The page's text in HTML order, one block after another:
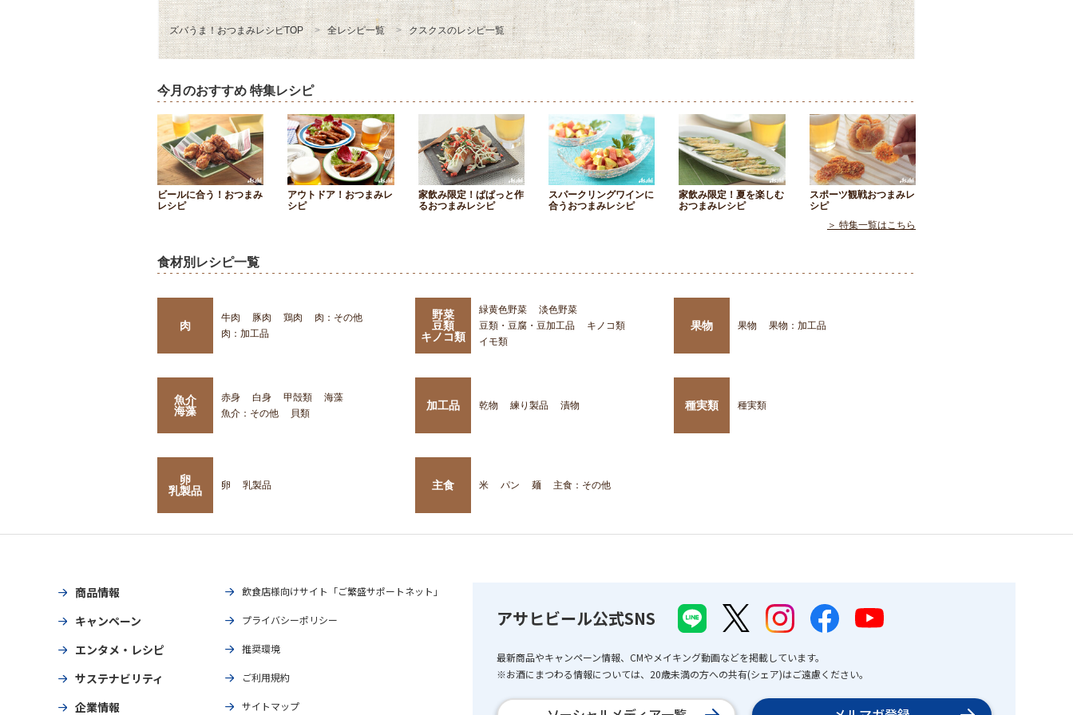
ズバうま！おつまみレシピTOP 全レシピ一覧 クスクスのレシピ一覧
今月のおすすめ 特集レシピ
ビールに合う！おつまみ
レシピ
アウトドア！おつまみレ
シピ
家飲み限定！ぱぱっと作
るおつまみレシピ
スパークリングワインに
合うおつまみレシピ
家飲み限定！夏を楽しむ
おつまみレシピ
スポーツ観戦おつまみレ
シピ
＞ 特集一覧はこちら
食材別レシピ一覧
肉
牛肉 豚肉 鶏肉
肉：その他
肉：加工品
野菜
豆類
キノコ類
緑黄色野菜
淡色野菜
豆類・豆腐・豆加工品
キノコ類
イモ類
果物 果物 果物：加工品
魚介
海藻
赤身 白身 甲殻類
海藻
魚介：その他
貝類
加工品 乾物 練り製品 漬物 種実類 種実類
卵
乳製品
卵 乳製品 主食 米 パン 麺 主食：その他
商品情報
キャンペーン
エンタメ・レシピ
サステナビリティ
企業情報
飲食店様向けサイト「ご繁盛サポートネット」
プライバシーポリシー
推奨環境
ご利用規約
サイトマップ
アサヒビール公式SNS
最新商品やキャンペーン情報、CMやメイキング動画などを掲載しています。
※お酒にまつわる情報については、20歳未満の方への共有(シェア)はご遠慮ください。